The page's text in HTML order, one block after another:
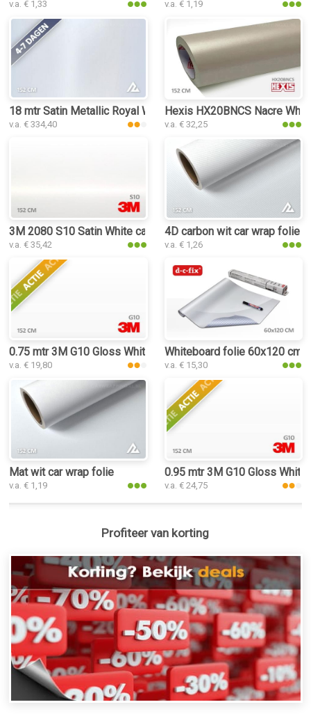
v.a. € 1,33 v.a. € 1,19
18 mtr Satin Metallic Royal White 3110 car wrap folie
v.a. € 334,40
Hexis HX20BNCS Nacre
v.a. € 32,25
3M 2080 S10 Satin White car wrap folie
v.a. € 35,42
4D carbon wit car wrap folie
v.a. € 1,26
0.75 mtr 3M G10 Gloss White
v.a. € 19,80
Whiteboard folie 60x120 cm
v.a. € 15,30
Mat wit car wrap folie
v.a. € 1,19
0.95 mtr 3M G10 Gloss White
v.a. € 24,75
Profiteer van korting